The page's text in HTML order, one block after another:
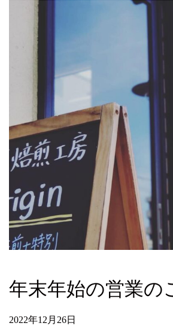
年末年始の営業の
2022年12月26日